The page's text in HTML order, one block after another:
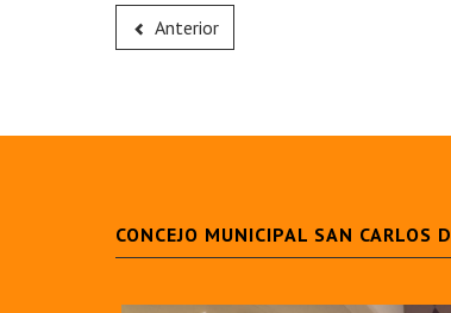
Anterior
CONCEJO MUNICIPAL SAN CARLOS